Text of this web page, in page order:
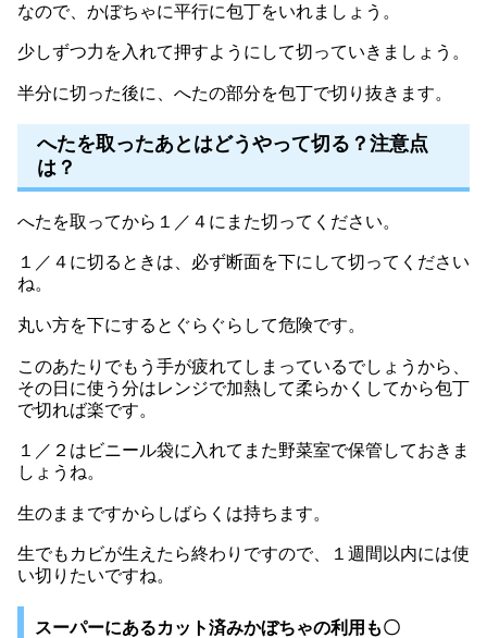
なので、かぼちゃに平行に包丁をいれましょう。
少しずつ力を入れて押すようにして切っていきましょう。
半分に切った後に、へたの部分を包丁で切り抜きます。
へたを取ったあとはどうやって切る？注意点
は？
へたを取ってから１／４にまた切ってください。
１／４に切るときは、必ず断面を下にして切ってください
ね。
丸い方を下にするとぐらぐらして危険です。
このあたりでもう手が疲れてしまっているでしょうから、
その日に使う分はレンジで加熱して柔らかくしてから包丁
で切れば楽です。
１／２はビニール袋に入れてまた野菜室で保管しておきま
しょうね。
生のままですからしばらくは持ちます。
生でもカビが生えたら終わりですので、１週間以内には使
い切りたいですね。
スーパーにあるカット済みかぼちゃの利用も〇